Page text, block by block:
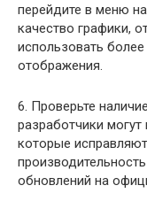
перейдите в меню
качество графики,
использовать
отображения.
6. Проверьте
разработчики
которые
обновлений на